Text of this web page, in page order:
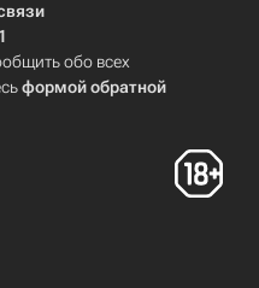
обо всех
формой обратной